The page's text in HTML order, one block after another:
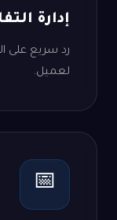
إدارة
رد سريع على
لعميل.
📅